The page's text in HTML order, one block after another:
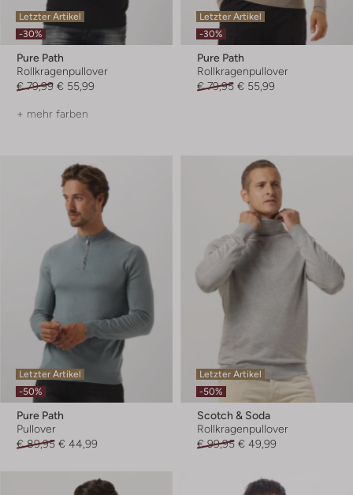
Letzter Artikel
-30%
Pure Path
Rollkragenpullover
€ 79,99 € 55,99
+ mehr farben
Letzter Artikel
-30%
Pure Path
Rollkragenpullover
€ 79,95 € 55,99
Letzter Artikel
-50%
Pure Path
Pullover
€ 89,95 € 44,99
Letzter Artikel
-50%
Scotch & Soda
Rollkragenpullover
€ 99,95 € 49,99